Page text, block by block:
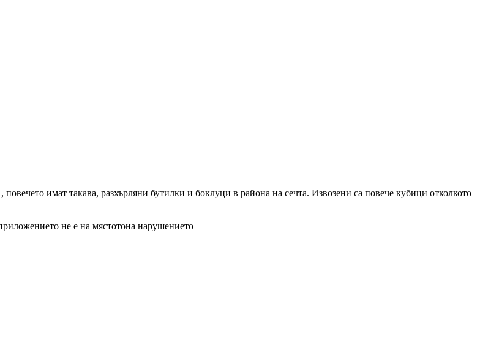
повечето имат такава, разхърляни бутилки и боклуци в района на сечта. Извозени са повече кубици отколкото
не е на мястотона нарушението